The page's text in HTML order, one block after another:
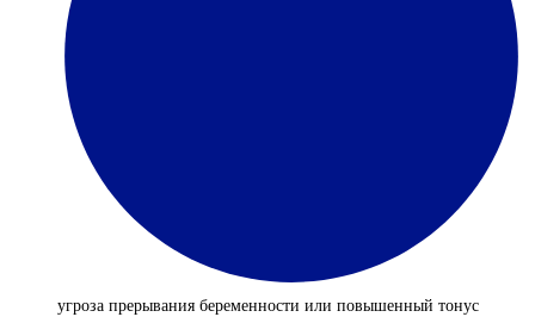
угроза прерывания беременности или повышенный тонус